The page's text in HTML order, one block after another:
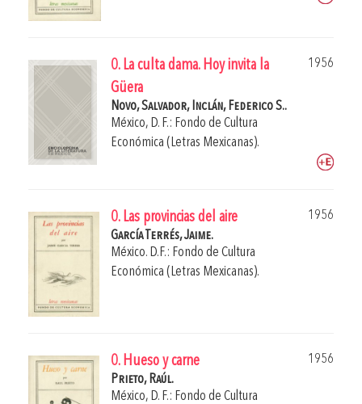
0. La culta dama. Hoy invita la
Güera
1956
Novo, Salvador, Inclán, Federico S..
México, D. F.: Fondo de Cultura
Económica (Letras Mexicanas).
0. Las provincias del aire
1956
García Terrés, Jaime.
México. D.F.: Fondo de Cultura
Económica (Letras Mexicanas).
0. Hueso y carne
1956
Prieto, Raúl.
México, D. F.: Fondo de Cultura